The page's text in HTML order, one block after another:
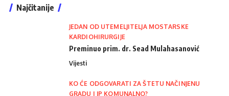
Najčitanije
JEDAN OD UTEMELJITELJA MOSTARSKE
KARDIOHIRURGIJE
Preminuo prim. dr. Sead Mulahasanović
Vijesti
KO ĆE ODGOVARATI ZA ŠTETU NAČINJENU
GRADU I JP KOMUNALNO?